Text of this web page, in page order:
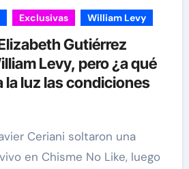
Exclusivas William Levy
Gutiérrez
Levy, pero ¿a qué
la luz las condiciones
en Chisme No Like, luego